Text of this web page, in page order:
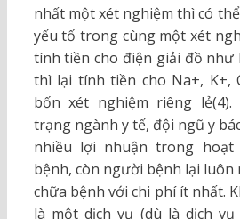
nhất một xét nghiệm thì có
yếu tố trong cùng một xét
tính tiền cho điện giải đồ như
thì lại tính tiền cho Na+, K+,
bốn xét nghiệm riêng
trạng ngành y tế, đội ngũ y
nhiều lợi nhuận trong hoạt
bệnh, còn người bệnh lại luôn
chữa bệnh với chi phí ít nhất.
là một dịch vụ (dù là dịch